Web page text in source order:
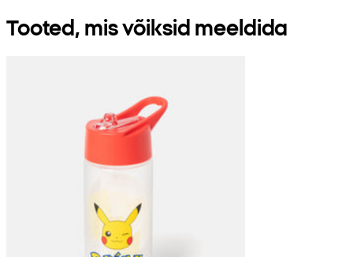
Tooted, mis võiksid meeldida